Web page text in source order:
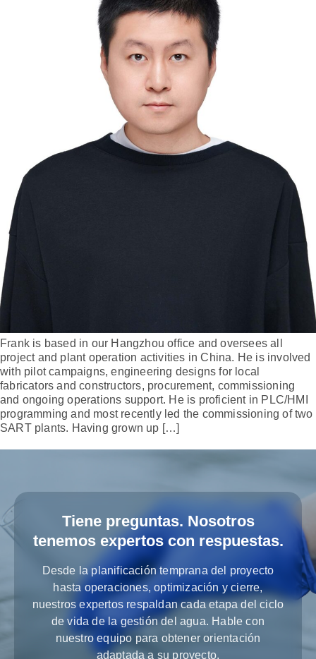
Frank is based in our Hangzhou office and oversees all
project and plant operation activities in China. He is involved
with pilot campaigns, engineering designs for local
fabricators and constructors, procurement, commissioning
and ongoing operations support. He is proficient in PLC/HMI
programming and most recently led the commissioning of two
SART plants. Having grown up […]
Tiene preguntas. Nosotros
tenemos expertos con respuestas.
Desde la planificación temprana del proyecto
hasta operaciones, optimización y cierre,
nuestros expertos respaldan cada etapa del ciclo
de vida de la gestión del agua. Hable con
nuestro equipo para obtener orientación
adaptada a su proyecto.